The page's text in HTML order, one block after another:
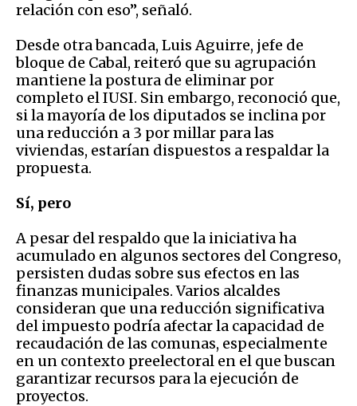
relación con eso”, señaló.
Desde otra bancada, Luis Aguirre, jefe de
bloque de Cabal, reiteró que su agrupación
mantiene la postura de eliminar por
completo el IUSI. Sin embargo, reconoció que,
si la mayoría de los diputados se inclina por
una reducción a 3 por millar para las
viviendas, estarían dispuestos a respaldar la
propuesta.
Sí, pero
A pesar del respaldo que la iniciativa ha
acumulado en algunos sectores del Congreso,
persisten dudas sobre sus efectos en las
finanzas municipales. Varios alcaldes
consideran que una reducción significativa
del impuesto podría afectar la capacidad de
recaudación de las comunas, especialmente
en un contexto preelectoral en el que buscan
garantizar recursos para la ejecución de
proyectos.